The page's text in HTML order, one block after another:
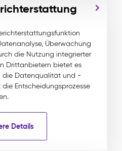
Überwachung
die Nutzung integrierter
Drittanbietern bietet es
die Datenqualität und -
Entscheidungsprozesse
Details